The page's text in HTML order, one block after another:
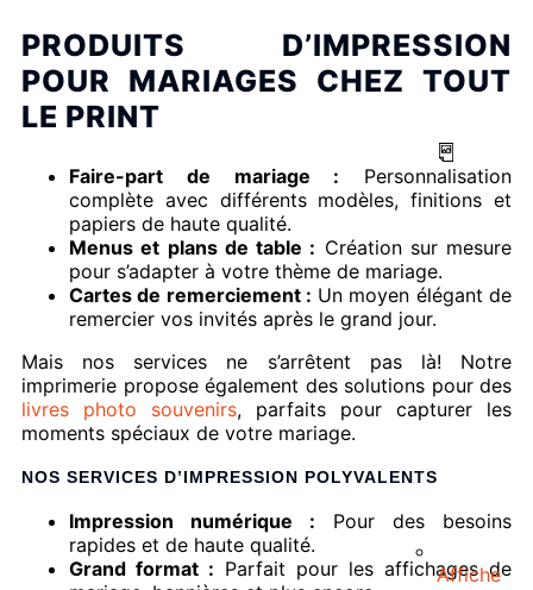
Affiche
PRODUITS D’IMPRESSION
POUR MARIAGES CHEZ TOUT
LE PRINT
Faire-part de mariage : Personnalisation
complète avec différents modèles, finitions et
papiers de haute qualité.
Menus et plans de table : Création sur mesure
pour s’adapter à votre thème de mariage.
Cartes de remerciement : Un moyen élégant de
remercier vos invités après le grand jour.
Mais nos services ne s’arrêtent pas là! Notre
imprimerie propose également des solutions pour des
livres photo souvenirs, parfaits pour capturer les
moments spéciaux de votre mariage.
NOS SERVICES D’IMPRESSION POLYVALENTS
Impression numérique : Pour des besoins
rapides et de haute qualité.
Grand format : Parfait pour les affichages de